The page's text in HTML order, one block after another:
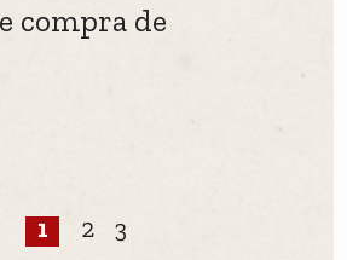
compra de
1 2 3